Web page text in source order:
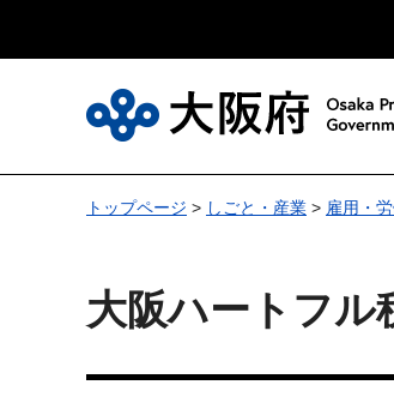
トップページ > しごと・産業 > 雇用・
大阪ハートフル